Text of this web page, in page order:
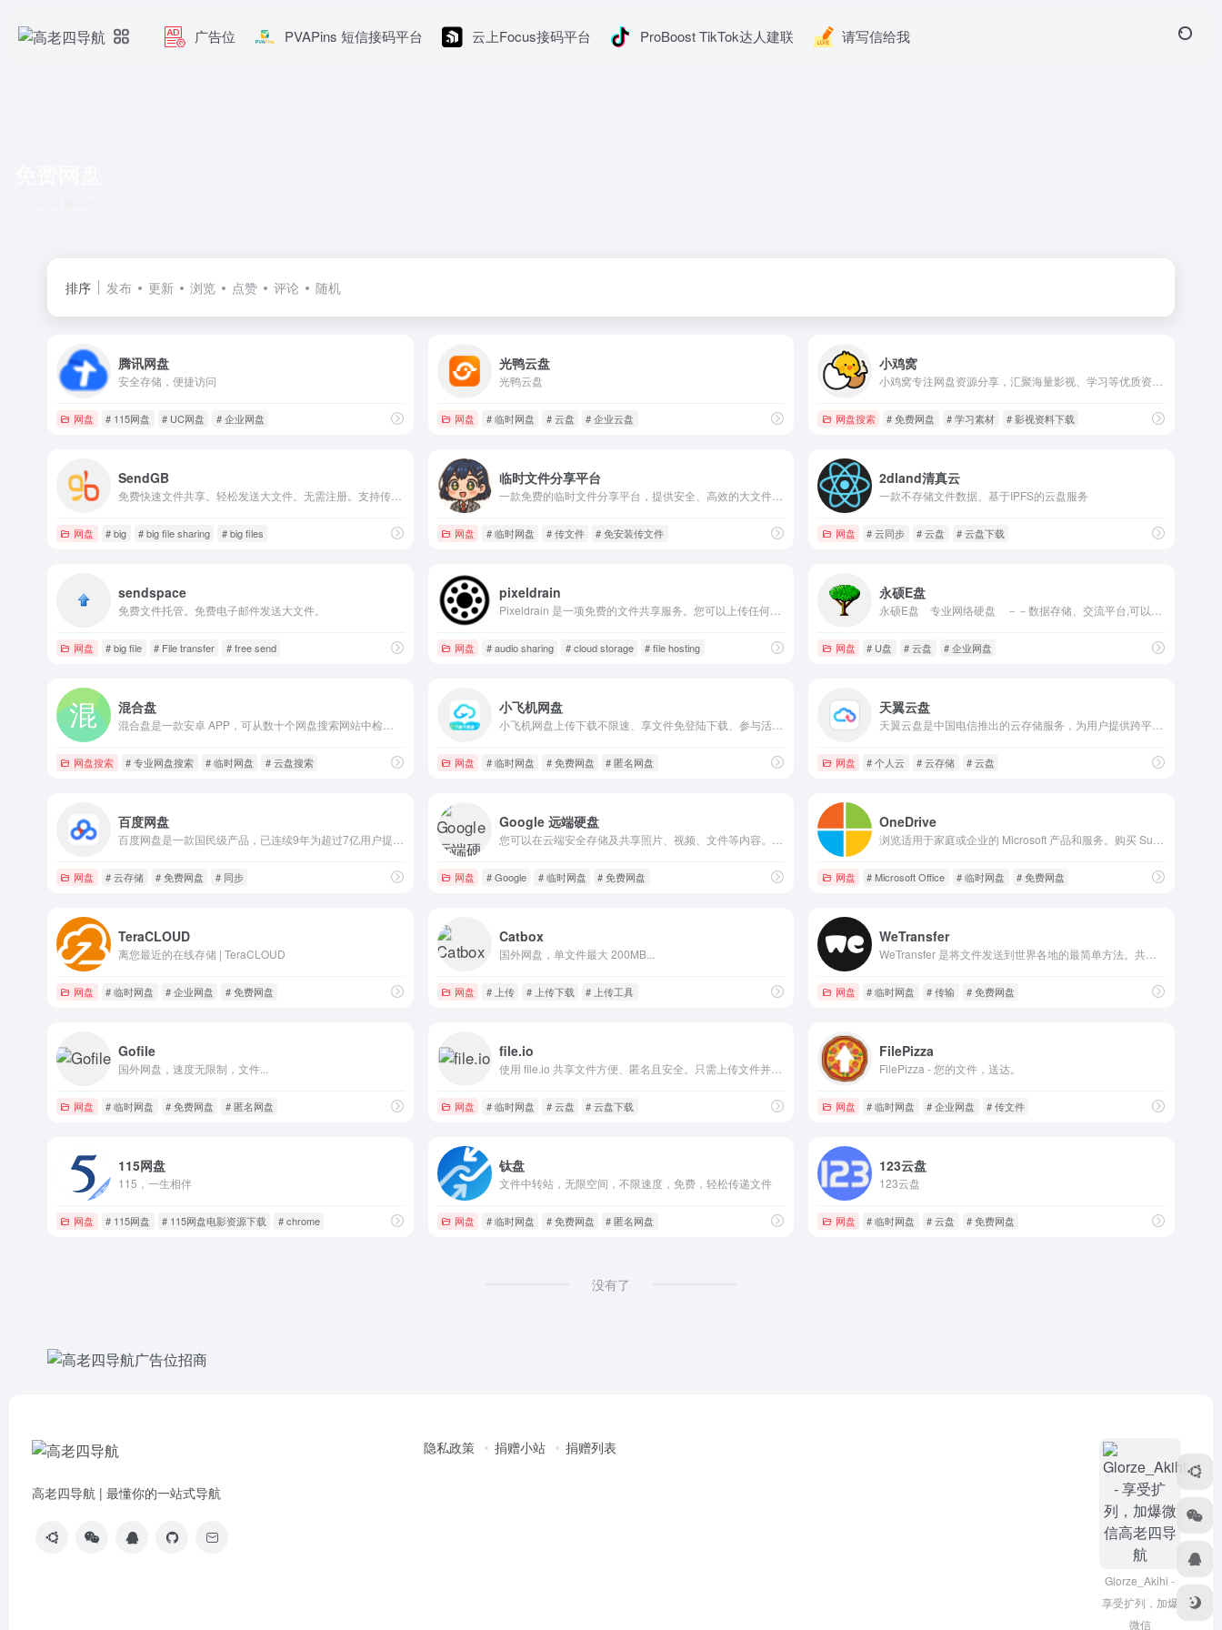
广告位 PVAPins 短信接码平台 云上Focus接码平台 ProBoost TikTok达人建联 请写信给我
排序 发布 更新 浏览 点赞 评论 随机
腾讯网盘
安全存储，便捷访问
网盘 # 115网盘 # UC网盘 # 企业网盘
光鸭云盘
光鸭云盘
网盘 # 临时网盘 # 云盘 # 企业云盘
小鸡窝
网盘搜索 # 免费网盘 # 学习素材 # 影视资料下载
SendGB
网盘 # big # big file sharing # big files
临时文件分享平台
一款免费的临时文件分享平台，提供安全、高效的大文件切片上传和便捷的文本分享服务。无需注册，快速分享临时文件，满足您的临时数据共享需求
网盘 # 临时网盘 # 传文件 # 免安装传文件
2dland清真云
一款不存储文件数据、基于IPFS的云盘服务
网盘 # 云同步 # 云盘 # 云盘下载
sendspace
免费文件托管。免费电子邮件发送大文件。
网盘 # big file # File transfer # free send
pixeldrain
Pixeldrain 是一项免费的文件共享服务。您可以上传任何文件，并立即获得可共享链接。
网盘 # audio sharing # cloud storage # file hosting
永硕E盘
网盘 # U盘 # 云盘 # 企业网盘
混合盘
网盘搜索 # 专业网盘搜索 # 临时网盘 # 云盘搜索
小飞机网盘
小飞机网盘上传下载不限速、享文件免登陆下载、参与活动最高领取2048GB空间。打开小飞机网盘APP获取&amp;搜索网盘干货资源。
网盘 # 临时网盘 # 免费网盘 # 匿名网盘
天翼云盘
网盘 # 个人云 # 云存储 # 云盘
百度网盘
网盘 # 云存储 # 免费网盘 # 同步
Google 远端硬盘
网盘 # Google # 临时网盘 # 免费网盘
OneDrive
网盘 # Microsoft Office # 临时网盘 # 免费网盘
TeraCLOUD
离您最近的在线存储 | TeraCLOUD
网盘 # 临时网盘 # 企业网盘 # 免费网盘
Catbox
国外网盘，单文件最大 200MB...
网盘 # 上传 # 上传下载 # 上传工具
WeTransfer
网盘 # 临时网盘 # 传输 # 免费网盘
Gofile
国外网盘，速度无限制，文件...
网盘 # 临时网盘 # 免费网盘 # 匿名网盘
file.io
使用 file.io 共享文件方便、匿名且安全。只需上传文件并通过电子邮件、SMS、Slack、Discord 等共享链接即可。易于使用的 REST API。
网盘 # 临时网盘 # 云盘 # 云盘下载
FilePizza
FilePizza - 您的文件，送达。
网盘 # 临时网盘 # 企业网盘 # 传文件
115网盘
115，一生相伴
网盘 # 115网盘 # 115网盘电影资源下载 # chrome
钛盘
文件中转站，无限空间，不限速度，免费，轻松传递文件
网盘 # 临时网盘 # 免费网盘 # 匿名网盘
123云盘
123云盘
网盘 # 临时网盘 # 云盘 # 免费网盘
没有了
高老四导航 | 最懂你的一站式导航
隐私政策 捐赠小站 捐赠列表
Glorze_Akihi -
享受扩列，加爆
微信